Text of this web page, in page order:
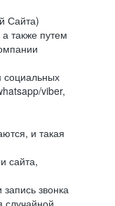
Сайта)
также путем
социальных
viber,
и такая
сайта,
звонка